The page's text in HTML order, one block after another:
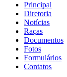
Principal
Diretoria
Notícias
Raças
Documentos
Fotos
Formulários
Contatos